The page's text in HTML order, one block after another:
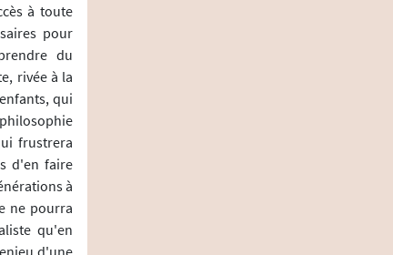
à toute
pour
du
rivée à la
qui
frustrera
d'en faire
à
ne pourra
qu'en
d'une